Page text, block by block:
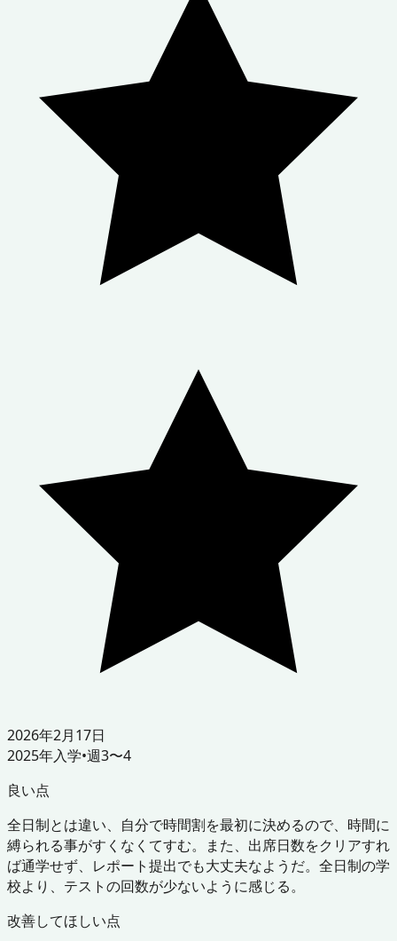
2026年2月17日
2025年入学•週3〜4
良い点
全日制とは違い、自分で時間割を最初に決めるので、時間に
縛られる事がすくなくてすむ。また、出席日数をクリアすれ
ば通学せず、レポート提出でも大丈夫なようだ。全日制の学
校より、テストの回数が少ないように感じる。
改善してほしい点